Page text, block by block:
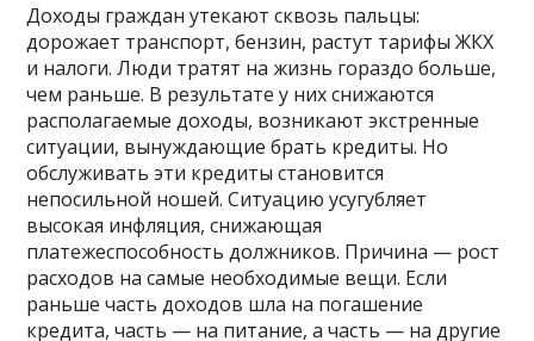
Доходы граждан утекают сквозь пальцы:
дорожает транспорт, бензин, растут тарифы ЖКХ
и налоги. Люди тратят на жизнь гораздо больше,
чем раньше. В результате у них снижаются
располагаемые доходы, возникают экстренные
ситуации, вынуждающие брать кредиты. Но
обслуживать эти кредиты становится
непосильной ношей. Ситуацию усугубляет
высокая инфляция, снижающая
платежеспособность должников. Причина — рост
расходов на самые необходимые вещи. Если
раньше часть доходов шла на погашение
кредита, часть — на питание, а часть — на другие